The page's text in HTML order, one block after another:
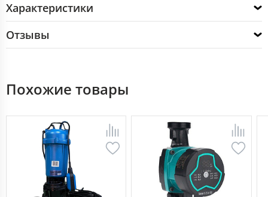
Характеристики
Отзывы
Похожие товары